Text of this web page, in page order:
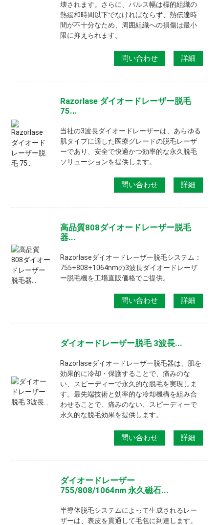
壊されます。さらに、パルス幅は標的組織の
熱緩和時間以下でなければならず、熱伝達時
間が不十分なため、周囲組織への損傷は最小
限に抑えられます。
問い合わせ 詳細
Razorlase ダイオードレーザー脱毛
75...
当社の3波長ダイオードレーザーは、あらゆる
肌タイプに適した医療グレードの脱毛レーザ
ーであり、安全で快適かつ効率的な永久脱毛
ソリューションを提供します。
問い合わせ 詳細
高品質808ダイオードレーザー脱毛
器...
Razorlaseダイオードレーザー脱毛システム：
755+808+1064nmの3波長ダイオードレーザ
ー脱毛機を工場直販価格でご提供。
問い合わせ 詳細
ダイオードレーザー脱毛 3波長...
Razorlaseダイオードレーザー脱毛器は、肌を
効果的に冷却・保護することで、痛みのな
い、スピーディーで永久的な脱毛を実現しま
す。最先端技術と効率的な冷却機構を組み合
わせることで、痛みのない、スピーディーで
永久的な脱毛効果を提供します。
問い合わせ 詳細
ダイオードレーザー
755/808/1064nm 永久磁石...
半導体脱毛システムによって生成されるレー
ザーは、表皮を貫通して毛包に到達します。